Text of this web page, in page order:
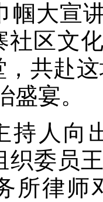
帼大宣
社区文
共赴
盛宴。
持人向
织委员
所律